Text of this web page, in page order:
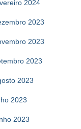
2024
2023
2023
2023
2023
2023
2023